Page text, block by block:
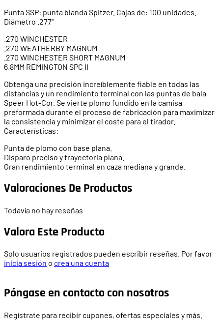
Punta SSP: punta blanda Spitzer. Cajas de: 100 unidades.
Diámetro .277"
.270 WINCHESTER
.270 WEATHERBY MAGNUM
.270 WINCHESTER SHORT MAGNUM
6.8MM REMINGTON SPC II
Obtenga una precisión increíblemente fiable en todas las
distancias y un rendimiento terminal con las puntas de bala
Speer Hot-Cor. Se vierte plomo fundido en la camisa
preformada durante el proceso de fabricación para maximizar
la consistencia y minimizar el coste para el tirador.
Características:
Punta de plomo con base plana.
Disparo preciso y trayectoria plana.
Gran rendimiento terminal en caza mediana y grande.
Valoraciones De Productos
Todavía no hay reseñas
Valora Este Producto
Solo usuarios registrados pueden escribir reseñas. Por favor
inicia sesión o crea una cuenta
Póngase en contacto con nosotros
Regístrate para recibir cupones, ofertas especiales y más.